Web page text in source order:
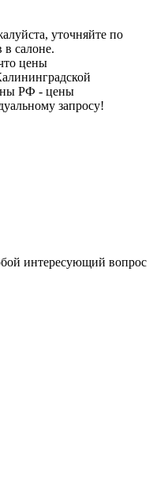
уточняйте по
в салоне.
цены
РФ - цены
запросу!
интересующий вопрос